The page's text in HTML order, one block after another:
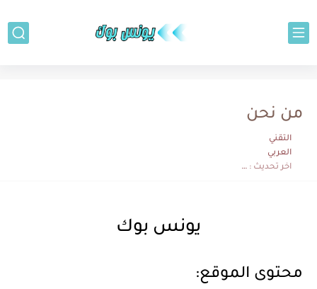
من نحن
التقني
العربي
اخر تحديث :
منذ عام
يونس بوك
محتوى الموقع: